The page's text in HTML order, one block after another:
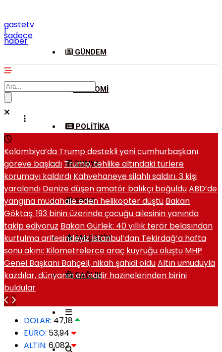
gastetv
|
sadece
haber
GÜNDEM
EKONOMI
POLITIKA
DÜNYA
SPOR
MAGAZIN
SAĞLIK
Kolombiya’da Trump destekli yeni cumhurbaşkanı
göreve başladı Trump, tehlike altındaki türlere
korumayı kaldırdı Kahvehaneye silahlı saldırı. 3 kişi
yaralandı Denize düşen amatör balıkçı boğulduABD’de
yangına müdahale eden helikopter düştü Bakan
Göktaş: 193 binin üzerinde çocuğu ailesinin yanında
takip ediyoruz Bakan Gürlek: 40 yıllık terör belasından
kurtulma arifesindeyizİstanbul’dan Tekirdağ’a hafta
sonu akını: Kilometrelerce araç kuyruğu oluştu MHP
Genel Başkanı Bahçeli, nikah şahidi olduAltın umuduyla
kazdılar, dünyanın en nadir hazinelerinden birini
buldular
DOLAR: 47,18
EURO: 53,94
ALTIN: 6,082